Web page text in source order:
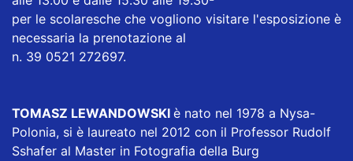
per le scolaresche che vogliono visitare l'esposizione è
necessaria la prenotazione al
n. 39 0521 272697.
TOMASZ LEWANDOWSKI è nato nel 1978 a Nysa-
Polonia, si è laureato nel 2012 con il Professor Rudolf
Sshafer al Master in Fotografia della Burg